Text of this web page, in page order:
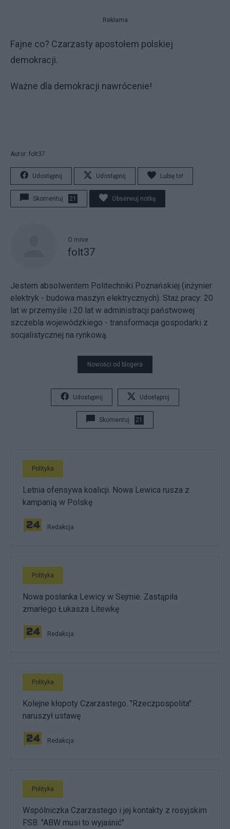
Reklama
Fajne co? Czarzasty apostołem polskiej
demokracji.
Ważne dla demokracji nawrócenie!
Autor: folt37
Udostępnij Udostępnij Lubię to!
Skomentuj 21 Obserwuj notkę
O mnie
folt37
Jestem absolwentem Politechniki Poznańskiej (inżynier
elektryk - budowa maszyn elektrycznych). Staż pracy: 20
lat w przemyśle i 20 lat w administracji państwowej
szczebla wojewódzkiego - transformacja gospodarki z
socjalistycznej na rynkową.
Nowości od blogera
Udostępnij Udostępnij
Skomentuj 21
Polityka
Letnia ofensywa koalicji. Nowa Lewica rusza z
kampanią w Polskę
Redakcja
Polityka
Nowa posłanka Lewicy w Sejmie. Zastąpiła
zmarłego Łukasza Litewkę
Redakcja
Polityka
Kolejne kłopoty Czarzastego. "Rzeczpospolita":
naruszył ustawę
Redakcja
Polityka
Wspólniczka Czarzastego i jej kontakty z rosyjskim
FSB. "ABW musi to wyjaśnić"